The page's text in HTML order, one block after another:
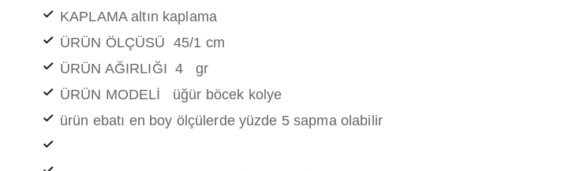
KAPLAMA altın kaplama
ÜRÜN ÖLÇÜSÜ 45/1 cm
ÜRÜN AĞIRLIĞI 4 gr
ÜRÜN MODELİ üğür böcek kolye
ürün ebatı en boy ölçülerde yüzde 5 sapma olabilir